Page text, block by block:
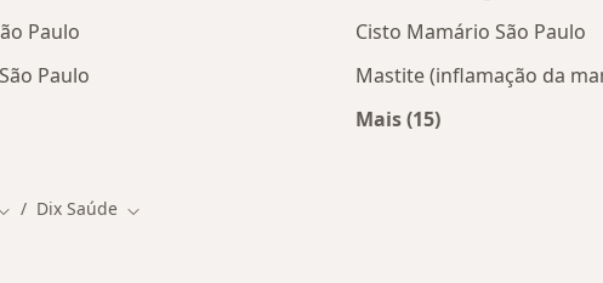
Paulo
Paulo
Cisto Mamário São Paulo
Mastite (inflamação da
Mais (15)
de cidade
Dix Saúde Mudar de cidade